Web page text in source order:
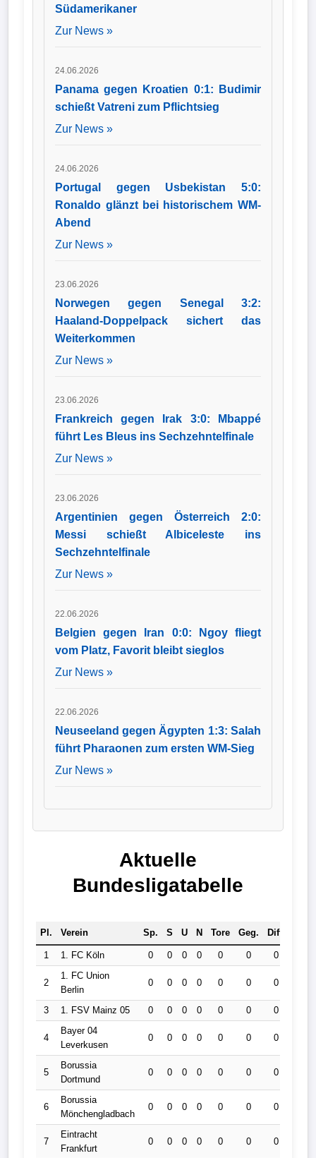
Südamerikaner
Zur News »
24.06.2026
Panama gegen Kroatien 0:1: Budimir
schießt Vatreni zum Pflichtsieg
Zur News »
24.06.2026
Portugal gegen Usbekistan 5:0:
Ronaldo glänzt bei historischem WM-
Abend
Zur News »
23.06.2026
Norwegen gegen Senegal 3:2:
Haaland-Doppelpack sichert das
Weiterkommen
Zur News »
23.06.2026
Frankreich gegen Irak 3:0: Mbappé
führt Les Bleus ins Sechzehntelfinale
Zur News »
23.06.2026
Argentinien gegen Österreich 2:0:
Messi schießt Albiceleste ins
Sechzehntelfinale
Zur News »
22.06.2026
Belgien gegen Iran 0:0: Ngoy fliegt
vom Platz, Favorit bleibt sieglos
Zur News »
22.06.2026
Neuseeland gegen Ägypten 1:3: Salah
führt Pharaonen zum ersten WM-Sieg
Zur News »
Aktuelle
Bundesligatabelle
Pl. Verein Sp. S U N Tore Geg. Diff.
1 1. FC Köln 0 0 0 0 0 0 0
2
1. FC Union
Berlin
0 0 0 0 0 0 0
3 1. FSV Mainz 05 0 0 0 0 0 0 0
4
Bayer 04
Leverkusen
0 0 0 0 0 0 0
5
Borussia
Dortmund
0 0 0 0 0 0 0
6
Borussia
Mönchengladbach
0 0 0 0 0 0 0
7
Eintracht
Frankfurt
0 0 0 0 0 0 0